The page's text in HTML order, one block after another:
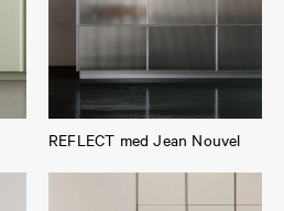
REFLECT med Jean Nouvel